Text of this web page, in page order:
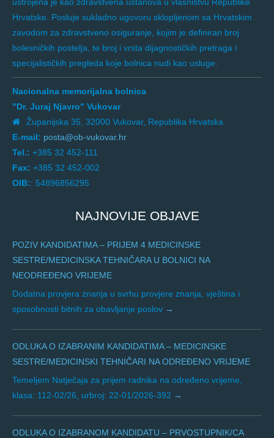
Hrvatske. Posluje sukladno ugovoru sklopljenom sa Hrvatskim
zavodom za zdravstveno osiguranje, kojim je definiran broj
bolesničkih postelja, te broj i vrsta dijagnostičkih pretraga i
specijalističkih pregleda koje bolnica nudi kao usluge.
Nacionalna memorijalna bolnica
"Dr. Juraj Njavro" Vukovar
Županijska 35, 32000 Vukovar, Republika Hrvatska
E-mail: posta@ob-vukovar.hr
Tel.: +385 32 452-111
Fax: +385 32 452-002
OIB:: 54896856295
NAJNOVIJE OBJAVE
POZIV KANDIDATIMA – PRIJEM 4 MEDICINSKE
SESTRE/MEDICINSKA TEHNIČARA U BOLNICI NA
NEODREĐENO VRIJEME
Dodatna provjera znanja u svrhu provjere znanja, vještina i
sposobnosti bitnih za obavljanje poslov
ODLUKA O IZABRANIM KANDIDATIMA – MEDICINSKE
SESTRE/MEDICINSKI TEHNIČARI NA ODREĐENO VRIJEME
Temeljem Natječaja za prijem radnika na određeno vrijeme,
klasa: 112-02/26, urbroj: 22-01/2026-392
ODLUKA O IZABRANOM KANDIDATU – PRVOSTUPNIK/CA